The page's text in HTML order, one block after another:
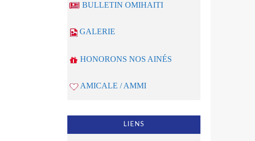
BULLETIN OMIHAITI
GALERIE
HONORONS NOS AINÉS
AMICALE / AMMI
LIENS